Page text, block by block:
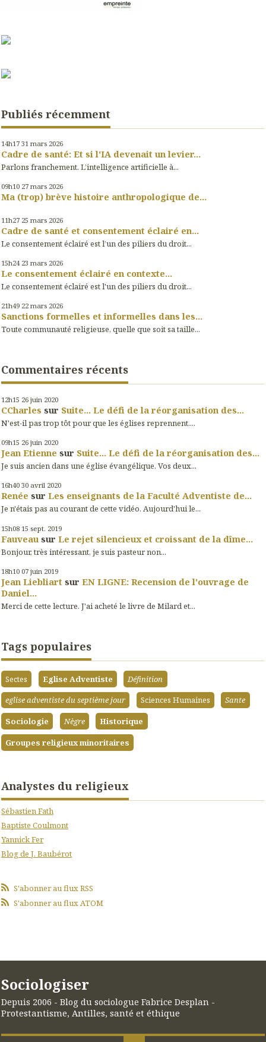
Publiés récemment
14h17 31 mars 2026
Cadre de santé: Et si l'IA devenait un levier...
Parlons franchement. L’intelligence artificielle à...
09h10 27 mars 2026
Ma (trop) brève histoire anthropologique de...
11h27 25 mars 2026
Cadre de santé et consentement éclairé en...
Le consentement éclairé est l’un des piliers du droit...
15h24 23 mars 2026
Le consentement éclairé en contexte...
Le consentement éclairé est l'un des piliers du droit...
21h49 22 mars 2026
Sanctions formelles et informelles dans les...
Toute communauté religieuse, quelle que soit sa taille...
Commentaires récents
12h15 26 juin 2020
CCharles sur Suite... Le défi de la réorganisation des...
N'est-il pas trop tôt pour que les églises reprennent....
09h15 26 juin 2020
Jean Etienne sur Suite... Le défi de la réorganisation des...
Je suis ancien dans une église évangélique. Vos deux...
16h40 30 avril 2020
Renée sur Les enseignants de la Faculté Adventiste de...
Je n'étais pas au courant de cette vidéo. Aujourd'hui le...
15h08 15 sept. 2019
Fauveau sur Le rejet silencieux et croissant de la dîme...
Bonjour, très intéressant, je suis pasteur non...
18h10 07 juin 2019
Jean Liebliart sur EN LIGNE: Recension de l'ouvrage de
Daniel...
Merci de cette lecture. J'ai acheté le livre de Milard et...
Tags populaires
Sectes Eglise Adventiste
Définition
eglise adventiste du septième jour
Sciences Humaines
Sante
Sociologie
Nègre
Historique
Groupes religieux minoritaires
Analystes du religieux
Sébastien Fath
Baptiste Coulmont
Yannick Fer
Blog de J. Baubérot
S'abonner au flux RSS
S'abonner au flux ATOM
Sociologiser
Depuis 2006 - Blog du sociologue Fabrice Desplan -
Protestantisme, Antilles, santé et éthique